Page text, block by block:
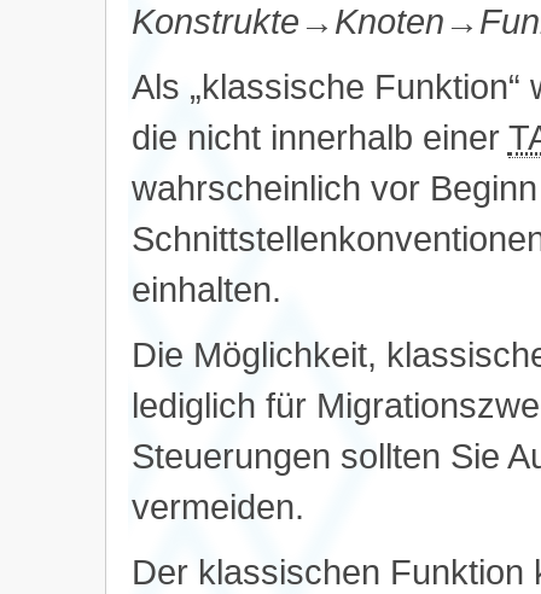
Als „klassische
die nicht innerhalb einer
wahrscheinlich vor
einhalten.
Die Möglichkeit,
lediglich für
Steuerungen sollten Sie
vermeiden.
Der klassischen Funktion